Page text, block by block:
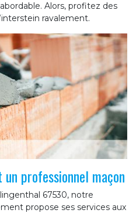
Alors, profitez des
ravalement.
professionnel maçon
67530, notre
propose ses services aux